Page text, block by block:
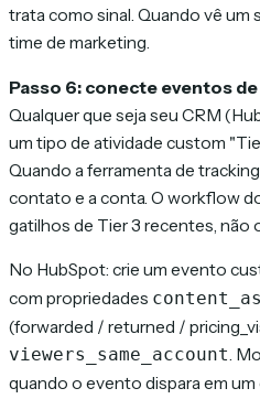
trata como sinal. Quando vê um
time de marketing.
Passo 6: conecte eventos de
Qualquer que seja seu CRM
um tipo de atividade custom
Quando a ferramenta de
contato e a conta. O workflow
gatilhos de Tier 3 recentes, não
No HubSpot: crie um evento
com propriedades
(forwarded / returned /
viewers_same_account.
quando o evento dispara em